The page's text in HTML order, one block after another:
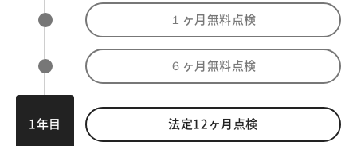
１ヶ月無料点検
６ヶ月無料点検
1年目 法定12 ヶ月点検